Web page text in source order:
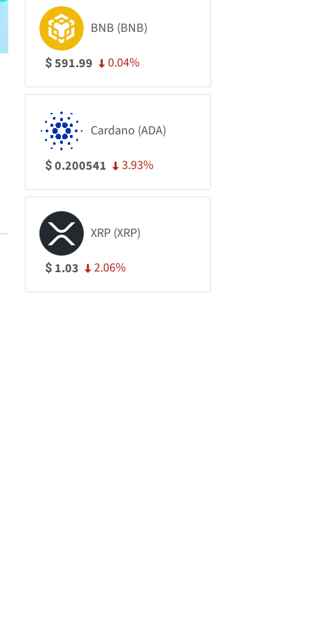
BNB (BNB)
$591.99 0.04%
Cardano (ADA)
$0.200541 3.93%
XRP (XRP)
$ 1.03 2.06%